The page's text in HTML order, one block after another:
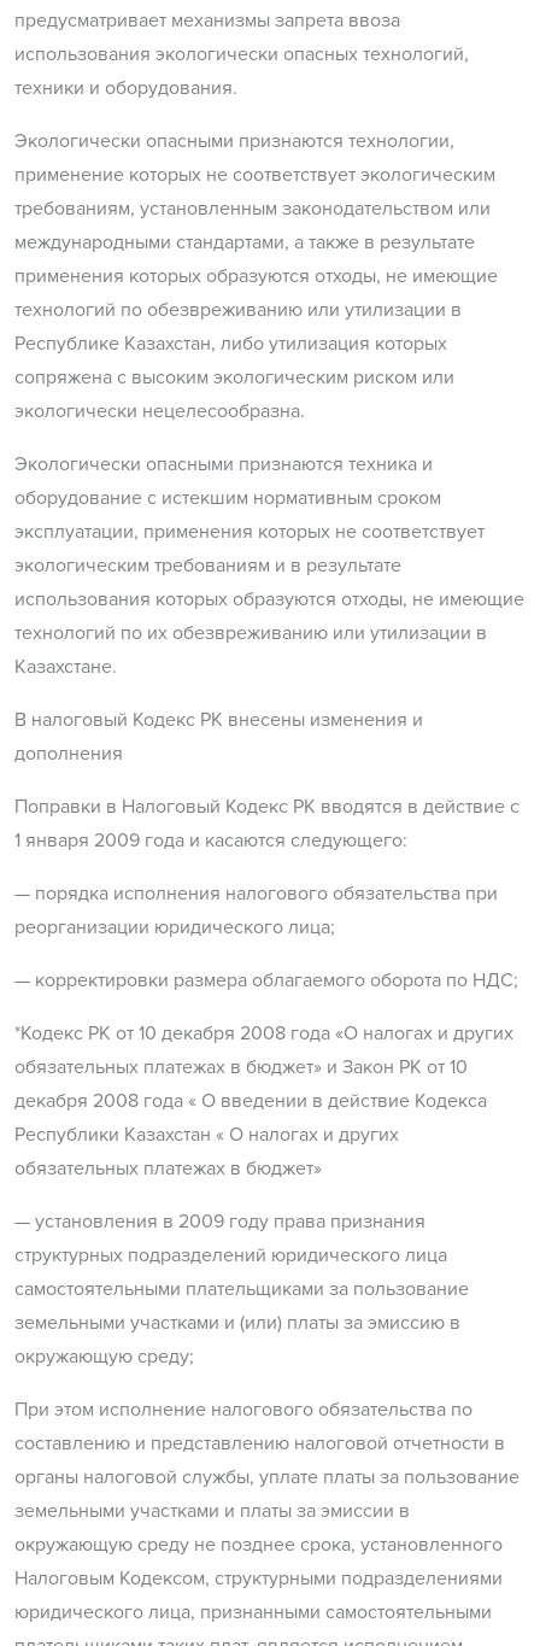
предусматривает механизмы запрета ввоза
использования экологически опасных технологий,
техники и оборудования.
Экологически опасными признаются технологии,
применение которых не соответствует экологическим
требованиям, установленным законодательством или
международными стандартами, а также в результате
применения которых образуются отходы, не имеющие
технологий по обезвреживанию или утилизации в
Республике Казахстан, либо утилизация которых
сопряжена с высоким экологическим риском или
экологически нецелесообразна.
Экологически опасными признаются техника и
оборудование с истекшим нормативным сроком
эксплуатации, применения которых не соответствует
экологическим требованиям и в результате
использования которых образуются отходы, не имеющие
технологий по их обезвреживанию или утилизации в
Казахстане.
В налоговый Кодекс РК внесены изменения и
дополнения
Поправки в Налоговый Кодекс РК вводятся в действие с
1 января 2009 года и касаются следующего:
— порядка исполнения налогового обязательства при
реорганизации юридического лица;
— корректировки размера облагаемого оборота по НДС;
*Кодекс РК от 10 декабря 2008 года «О налогах и других
обязательных платежах в бюджет» и Закон РК от 10
декабря 2008 года « О введении в действие Кодекса
Республики Казахстан « О налогах и других
обязательных платежах в бюджет»
— установления в 2009 году права признания
структурных подразделений юридического лица
самостоятельными плательщиками за пользование
земельными участками и (или) платы за эмиссию в
окружающую среду;
При этом исполнение налогового обязательства по
составлению и представлению налоговой отчетности в
органы налоговой службы, уплате платы за пользование
земельными участками и платы за эмиссии в
окружающую среду не позднее срока, установленного
Налоговым Кодексом, структурными подразделениями
юридического лица, признанными самостоятельными